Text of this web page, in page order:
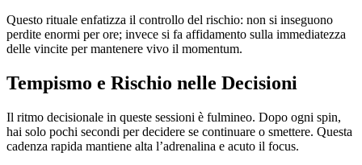
Questo rituale enfatizza il controllo del rischio: non si inseguono
perdite enormi per ore; invece si fa affidamento sulla immediatezza
delle vincite per mantenere vivo il momentum.
Tempismo e Rischio nelle Decisioni
Il ritmo decisionale in queste sessioni è fulmineo. Dopo ogni spin,
hai solo pochi secondi per decidere se continuare o smettere. Questa
cadenza rapida mantiene alta l’adrenalina e acuto il focus.